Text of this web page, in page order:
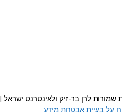
שמורות לרן בר-זיק ולאינטרנט ישראל |
על בעיית אבטחת מידע